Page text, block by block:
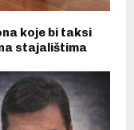
koje bi taksi
stajalištima